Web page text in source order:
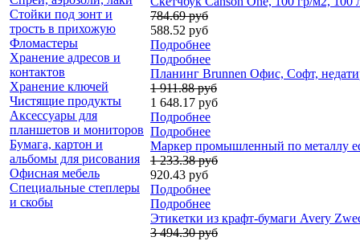
Стойки под зонт и
трость в прихожую
Фломастеры
Хранение адресов и
контактов
Хранение ключей
Чистящие продукты
Аксессуары для
планшетов и мониторов
Бумага, картон и
альбомы для рисования
Офисная мебель
Специальные степлеры
и скобы
784.69 руб
588.52 руб
Подробнее
Подробнее
Планинг Brunnen Офис, Cофт,
1 911.88 руб
1 648.17 руб
Подробнее
Подробнее
Маркер промышленный по металлу
1 233.38 руб
920.43 руб
Подробнее
Подробнее
Этикетки из крафт-бумаги Avery
3 494.30 руб